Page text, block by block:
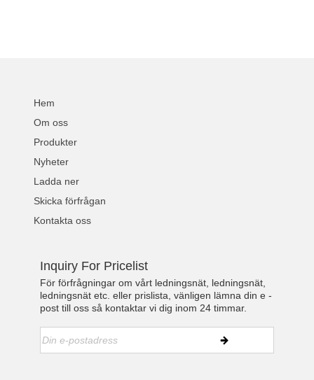
Hem
Om oss
Produkter
Nyheter
Ladda ner
Skicka förfrågan
Kontakta oss
Inquiry For Pricelist
För förfrågningar om vårt ledningsnät, ledningsnät,
ledningsnät etc. eller prislista, vänligen lämna din e -
post till oss så kontaktar vi dig inom 24 timmar.